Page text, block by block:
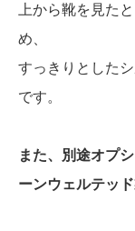
上から靴を見た
め、
すっきりとした
です。
また、別途オプ
ーンウェルテッ